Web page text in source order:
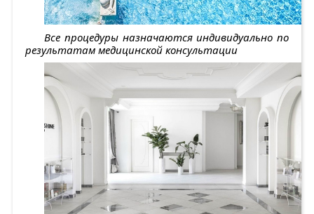
Все процедуры назначаются индивидуально по
результатам медицинской консультации